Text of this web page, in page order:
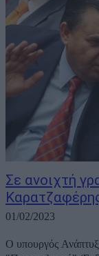
Σε ανοιχτή
01/02/2023
Ο υπουργός